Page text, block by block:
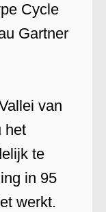
Cycle
Gartner
van
het
te
in 95
werkt.